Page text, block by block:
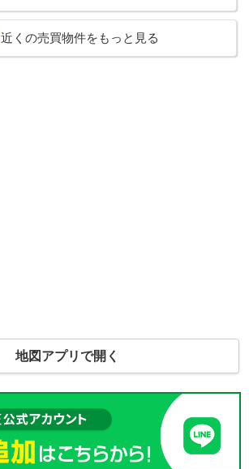
近くの売買物件をもっと見る
地図アプリで開く